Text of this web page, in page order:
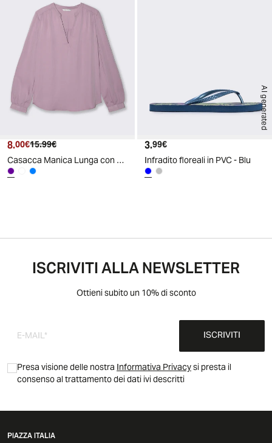
Prezzo attuale
8.00€ Prezzo originale
15.99€
Casacca Manica Lunga con Colletto V - Viola glicine
AI generated
Prezzo attuale
3.99€
Infradito floreali in PVC - Blu
ISCRIVITI ALLA NEWSLETTER
Ottieni subito un 10% di sconto
ISCRIVITI
Presa visione delle nostraInformativa Privacysi presta il
consenso al trattamento dei dati ivi descritti
PIAZZA ITALIA